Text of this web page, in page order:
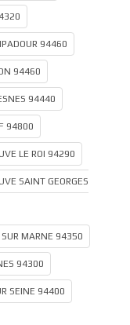
94460
94460
94440
94800
LE ROI 94290
SAINT GEORGES
MARNE 94350
94300
SEINE 94400